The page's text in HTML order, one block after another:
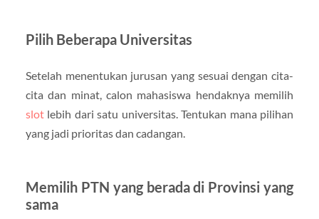
Pilih Beberapa Universitas
Setelah menentukan jurusan yang sesuai dengan cita-
cita dan minat, calon mahasiswa hendaknya memilih
slotlebih dari satu universitas. Tentukan mana pilihan
yang jadi prioritas dan cadangan.
Memilih PTN yang berada di Provinsi yang
sama